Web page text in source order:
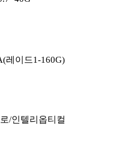
드1-160G)
/인텔리옵티컬